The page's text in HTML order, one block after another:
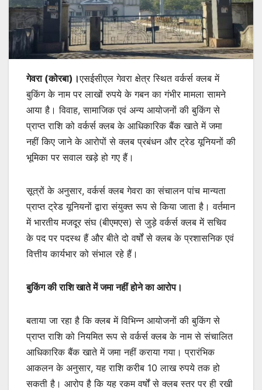
गेवरा (कोरबा)।एसईसीएल गेवरा क्षेत्र स्थित वर्कर्स क्लब में
बुकिंग के नाम पर लाखों रुपये के गबन का गंभीर मामला सामने
आया है। विवाह, सामाजिक एवं अन्य आयोजनों की बुकिंग से
प्राप्त राशि को वर्कर्स क्लब के आधिकारिक बैंक खाते में जमा
नहीं किए जाने के आरोपों से क्लब प्रबंधन और ट्रेड यूनियनों की
भूमिका पर सवाल खड़े हो गए हैं।
सूत्रों के अनुसार, वर्कर्स क्लब गेवरा का संचालन पांच मान्यता
प्राप्त ट्रेड यूनियनों द्वारा संयुक्त रूप से किया जाता है। वर्तमान
में भारतीय मजदूर संघ (बीएमएस) से जुड़े वर्कर्स क्लब में सचिव
के पद पर पदस्थ हैं और बीते दो वर्षों से क्लब के प्रशासनिक एवं
वित्तीय कार्यभार को संभाल रहे हैं।
बुकिंग की राशि खाते में जमा नहीं होने का आरोप।
बताया जा रहा है कि क्लब में विभिन्न आयोजनों की बुकिंग से
प्राप्त राशि को नियमित रूप से वर्कर्स क्लब के नाम से संचालित
आधिकारिक बैंक खाते में जमा नहीं कराया गया। प्रारंभिक
आकलन के अनुसार, यह राशि करीब 10 लाख रुपये तक हो
सकती है। आरोप है कि यह रकम वर्षों से क्लब स्तर पर ही रखी